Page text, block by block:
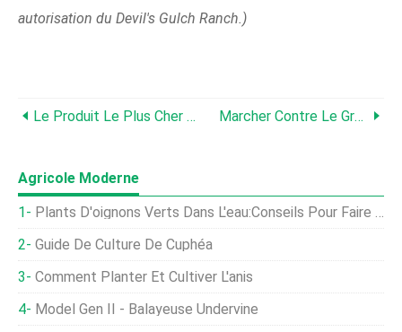
autorisation du Devil's Gulch Ranch.)
Le Produit Le Plus Cher Du Monde Marcher Contre Le Grain (génétiquement Modifié)
Agricole Moderne
Plants D'oignons Verts Dans L'eau:Conseils Pour Faire Pousser Des Oignons Verts Dans L'eau
Guide De Culture De Cuphéa
Comment Planter Et Cultiver L'anis
Model Gen II - Balayeuse Undervine